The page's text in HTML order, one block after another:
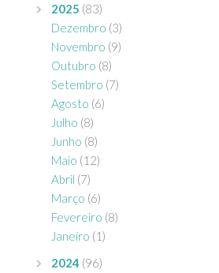
2025 (83)
Dezembro (3)
Novembro (9)
Outubro (8)
Setembro (7)
Agosto (6)
Julho (8)
Junho (8)
Maio (12)
Abril (7)
Março (6)
Fevereiro (8)
Janeiro (1)
2024 (96)